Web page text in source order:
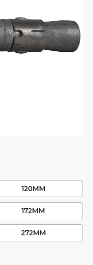
120MM
172MM
272MM